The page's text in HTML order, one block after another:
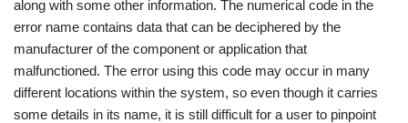
along with some other information. The numerical code in the
error name contains data that can be deciphered by the
manufacturer of the component or application that
malfunctioned. The error using this code may occur in many
different locations within the system, so even though it carries
some details in its name, it is still difficult for a user to pinpoint